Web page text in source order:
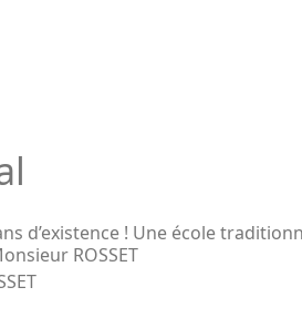
d’existence ! Une école
ROSSET